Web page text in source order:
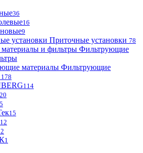
36
16
9
Приточные установки 78
Фильтрующие
Фильтрующие
178
114
20
5
15
12
2
1